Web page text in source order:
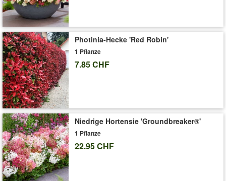
'Liguster-Hecke'
Photinia-Hecke 'Red Robin'
1 Pflanze
7.85 CHF
Niedrige Hortensie 'Groundbreaker®'
1 Pflanze
22.95 CHF